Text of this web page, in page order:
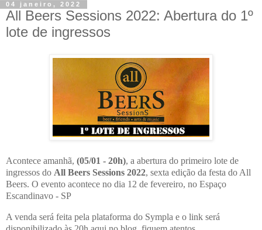
04 janeiro, 2022
All Beers Sessions 2022: Abertura do 1º
lote de ingressos
Acontece amanhã, (05/01 - 20h), a abertura do primeiro lote de
ingressos do All Beers Sessions 2022, sexta edição da festa do All
Beers. O evento acontece no dia 12 de fevereiro, no Espaço
Escandinavo - SP
A venda será feita pela plataforma do Sympla e o link será